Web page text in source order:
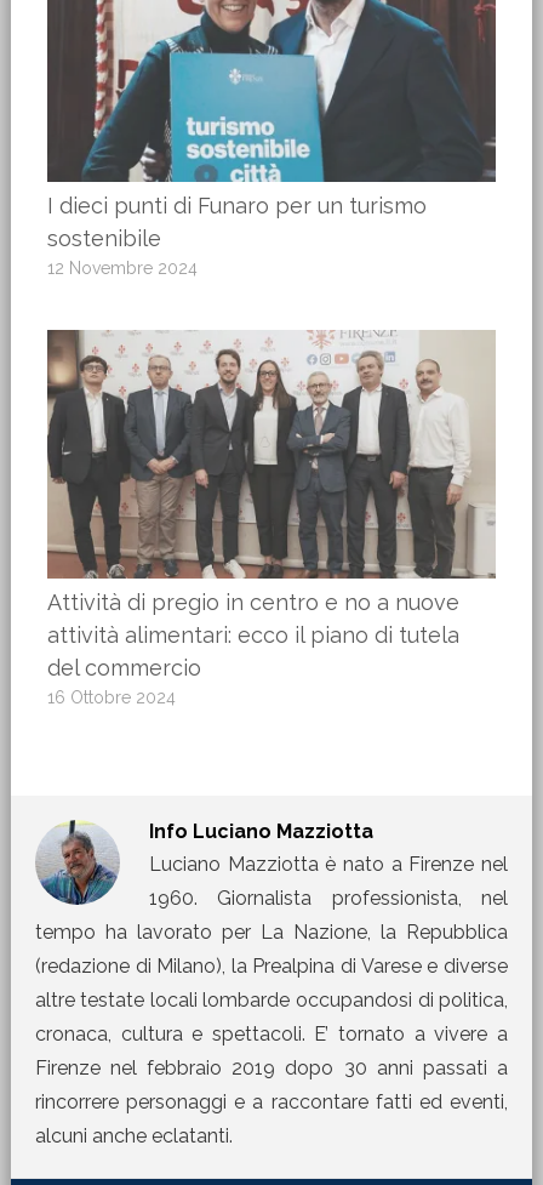
I dieci punti di Funaro per un turismo
sostenibile
12 Novembre 2024
Attività di pregio in centro e no a nuove
attività alimentari: ecco il piano di tutela
del commercio
16 Ottobre 2024
Info Luciano Mazziotta
Luciano Mazziotta è nato a Firenze nel
1960. Giornalista professionista, nel
tempo ha lavorato per La Nazione, la Repubblica
(redazione di Milano), la Prealpina di Varese e diverse
altre testate locali lombarde occupandosi di politica,
cronaca, cultura e spettacoli. E’ tornato a vivere a
Firenze nel febbraio 2019 dopo 30 anni passati a
rincorrere personaggi e a raccontare fatti ed eventi,
alcuni anche eclatanti.